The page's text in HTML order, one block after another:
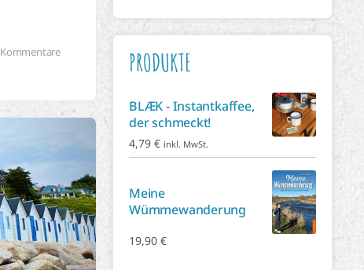
Kommentare PRODUKTE
BLÆK - Instantkaffee,
der schmeckt!
4,79 € inkl. MwSt.
Meine
Wümmewanderung
19,90 €